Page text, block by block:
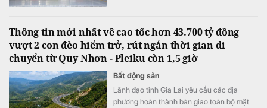
Thông tin mới nhất về cao tốc hơn 43.700 tỷ đồng
vượt 2 con đèo hiểm trở, rút ngắn thời gian di
chuyển từ Quy Nhơn - Pleiku còn 1,5 giờ
Bất động sản
Lãnh đạo tỉnh Gia Lai yêu cầu các địa
phương hoàn thành bàn giao toàn bộ mặt